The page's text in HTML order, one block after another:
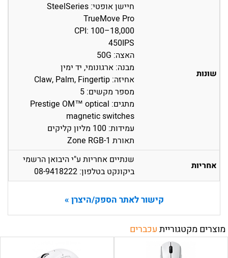
שונות
חיישן אופטי: SteelSeries
TrueMove Pro
CPI: 100–18,000
450IPS
האצה: 50G
מבנה: ארגונומי, יד ימין
אחיזה: Claw, Palm, Fingertip
מספר מקשים: 5
מתגים: Prestige OM™ optical
magnetic switches
עמידות: 100 מליון קליקים
תאורת 1-Zone RGB
אחריות
שנתיים אחריות ע"י היבואן הרשמי
ביקונקט בטלפון: 08-9418222
קישור לאתר הספק/היצרן »
מוצרים מקטגורייתעכברים